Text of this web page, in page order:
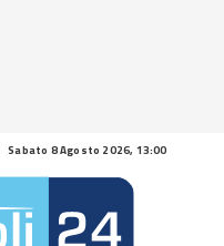
Sabato 8 Agosto 2026, 13:00